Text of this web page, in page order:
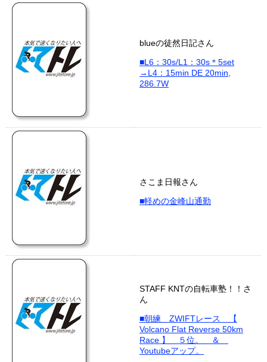
blueの徒然日記さん
■L6：30s/L1：30s＊5set
→L4：15min DE 20min,
286.7W
さこま日報さん
■軽めの金峰山通勤
STAFF KNTの自転車塾！！さ
ん
■朝練 ZWIFTレース 【
Volcano Flat Reverse 50km
Race 】 ５位。 ＆
Youtubeアップ。